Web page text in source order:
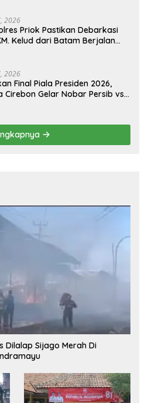
2026
Priok Pastikan Debarkasi
Kelud dari Batam Berjalan
2026
Final Piala Presiden 2026,
Cirebon Gelar Nobar Persib vs
Dilalap Sijago Merah Di